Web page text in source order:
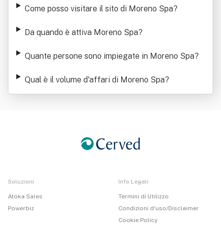
Come posso visitare il sito di Moreno Spa?
Da quando è attiva Moreno Spa?
Quante persone sono impiegate in Moreno Spa?
Qual è il volume d'affari di Moreno Spa?
Soluzioni
Atoka Sales
Powerbiz
Info Legali
Termini di Utilizzo
Condizioni d'uso/Disclaimer
Cookie Policy